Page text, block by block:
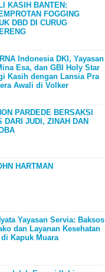
KASIH BANTEN:
FOGGING
DBD DI CURUG
Indonesia DKI, Yayasan
Esa, dan GBI Holy Star
Kasih dengan Lansia Pra
Awali di Volker
PARDEDE BERSAKSI
DARI JUDI, ZINAH DAN
HARTMAN
Yayasan Servia: Baksos
dan Layanan Kesehatan
Kapuk Muara